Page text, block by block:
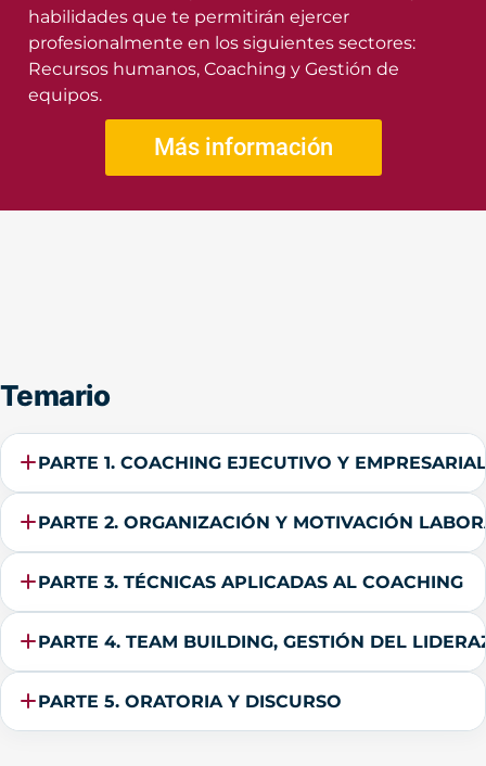
habilidades que te permitirán ejercer
profesionalmente en los siguientes sectores:
Recursos humanos, Coaching y Gestión de
equipos.
Más información
Temario
PARTE 1. COACHING EJECUTIVO Y
PARTE 2. ORGANIZACIÓN Y MOTIVACIÓN
PARTE 3. TÉCNICAS APLICADAS AL COACHING
PARTE 4. TEAM BUILDING, GESTIÓN DEL
PARTE 5. ORATORIA Y DISCURSO